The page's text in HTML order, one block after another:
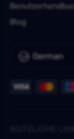
German
Blog